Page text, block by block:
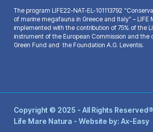
The program LIFE22-NAT-EL-101113792
of marine megafauna in Greece and Italy” – LIFE
implemented with the contribution of 75% of the
instrument of the European Commission and the
Green Fund and the Foundation A.G. Leventis.
Copyright © 2025 - All Rights Reserved®
Life Mare Natura - Website by: Ax-Easy